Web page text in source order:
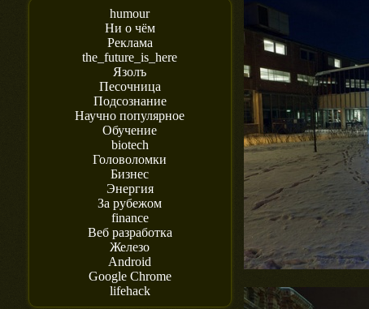
humour
Ни о чём
Реклама
the_future_is_here
Язолъ
Песочница
Подсознание
Научно популярное
Обучение
biotech
Головоломки
Бизнес
Энергия
За рубежом
finance
Веб разработка
Железо
Android
Google Chrome
lifehack